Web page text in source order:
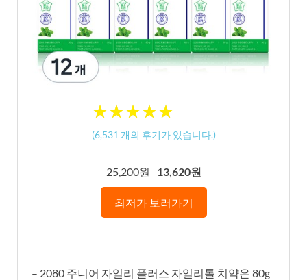
★★★★★
★★★★★
(6,531 개의 후기가 있습니다.)
25,200원 13,620원
최저가 보러가기
– 2080 주니어 자일리 플러스 자일리톨 치약은 80g